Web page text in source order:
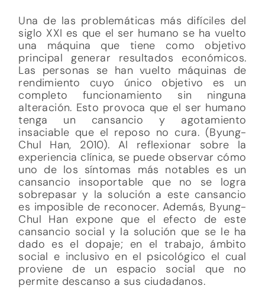
Una de las problemáticas más difíciles del
siglo XXI es que el ser humano se ha vuelto
una máquina que tiene como objetivo
principal generar resultados económicos.
Las personas se han vuelto máquinas de
rendimiento cuyo único objetivo es un
completo funcionamiento sin ninguna
alteración. Esto provoca que el ser humano
tenga un cansancio y agotamiento
insaciable que el reposo no cura. (Byung-
Chul Han, 2010). Al reflexionar sobre la
experiencia clínica, se puede observar cómo
uno de los síntomas más notables es un
cansancio insoportable que no se logra
sobrepasar y la solución a este cansancio
es imposible de reconocer. Además, Byung-
Chul Han expone que el efecto de este
cansancio social y la solución que se le ha
dado es el dopaje; en el trabajo, ámbito
social e inclusivo en el psicológico el cual
proviene de un espacio social que no
permite descanso a sus ciudadanos.